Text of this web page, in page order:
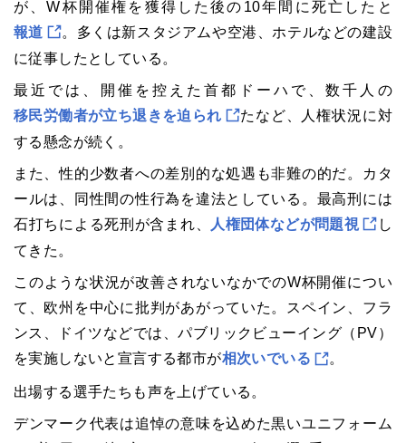
が、W杯開催権を獲得した後の10年間に死亡したと
報道
。多くは新スタジアムや空港、ホテルなどの建設
に従事したとしている。
最近では、開催を控えた首都ドーハで、数千人の
移民労働者が立ち退きを迫られ
たなど、人権状況に対
する懸念が続く。
また、性的少数者への差別的な処遇も非難の的だ。カタ
ールは、同性間の性行為を違法としている。最高刑には
石打ちによる死刑が含まれ、
人権団体などが問題視
し
てきた。
このような状況が改善されないなかでのW杯開催につい
て、欧州を中心に批判があがっていた。スペイン、フラ
ンス、ドイツなどでは、パブリックビューイング（PV）
を実施しないと宣言する都市が相次いでいる 。
出場する選手たちも声を上げている。
デンマーク代表は追悼の意味を込めた黒いユニフォーム